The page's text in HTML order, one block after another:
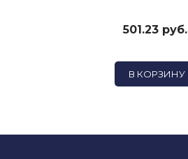
501.23 руб.
В КОРЗИНУ